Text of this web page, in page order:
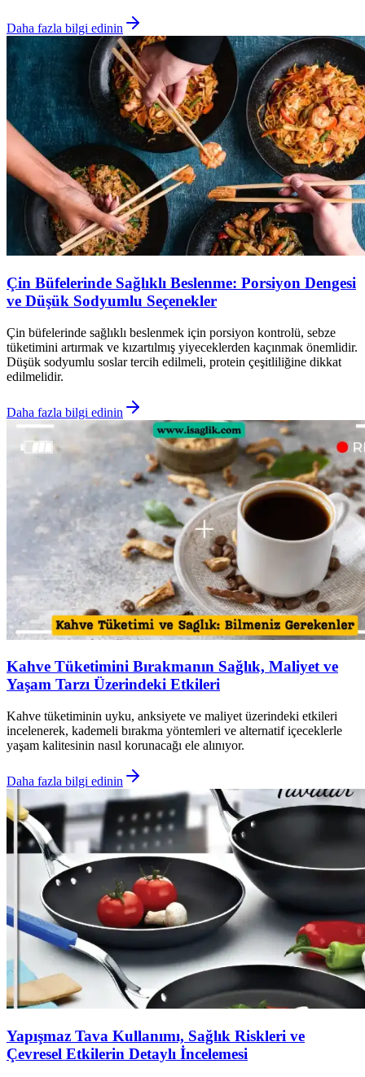
Daha fazla bilgi edinin
Çin Büfelerinde Sağlıklı Beslenme: Porsiyon Dengesi
ve Düşük Sodyumlu Seçenekler
Çin büfelerinde sağlıklı beslenmek için porsiyon kontrolü, sebze
tüketimini artırmak ve kızartılmış yiyeceklerden kaçınmak önemlidir.
Düşük sodyumlu soslar tercih edilmeli, protein çeşitliliğine dikkat
edilmelidir.
Daha fazla bilgi edinin
Kahve Tüketimini Bırakmanın Sağlık, Maliyet ve
Yaşam Tarzı Üzerindeki Etkileri
Kahve tüketiminin uyku, anksiyete ve maliyet üzerindeki etkileri
incelenerek, kademeli bırakma yöntemleri ve alternatif içeceklerle
yaşam kalitesinin nasıl korunacağı ele alınıyor.
Daha fazla bilgi edinin
Yapışmaz Tava Kullanımı, Sağlık Riskleri ve
Çevresel Etkilerin Detaylı İncelemesi